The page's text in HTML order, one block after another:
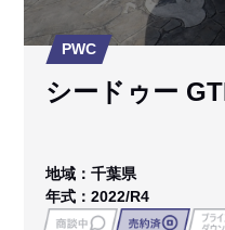
PWC
シードゥー
地域：千葉県
年式：2022/R4